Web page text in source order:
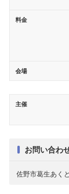
料金
会場
主催
お問い合わ
佐野市葛生あく